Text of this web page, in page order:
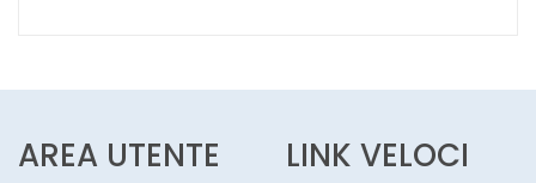
AREA UTENTE LINK VELOCI